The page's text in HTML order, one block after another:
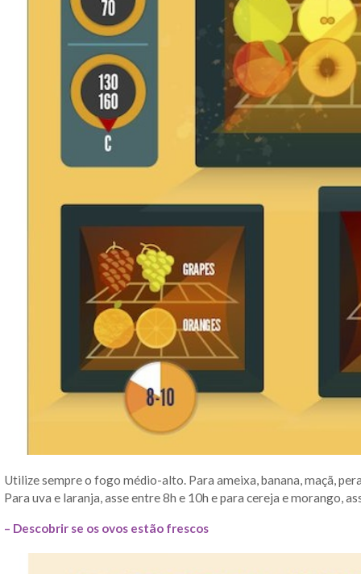
Utilize sempre o fogo médio-alto. Para ameixa, banana, maçã,
Para uva e laranja, asse entre 8h e 10h e para cereja e morango,
– Descobrir se os ovos estão frescos